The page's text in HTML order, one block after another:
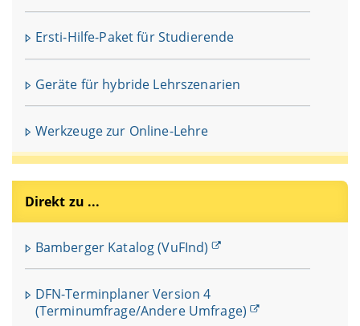
Ersti-Hilfe-Paket für Studierende
Geräte für hybride Lehrszenarien
Werkzeuge zur Online-Lehre
Direkt zu ...
Bamberger Katalog (VuFInd)
DFN-Terminplaner Version 4
(Terminumfrage/Andere Umfrage)